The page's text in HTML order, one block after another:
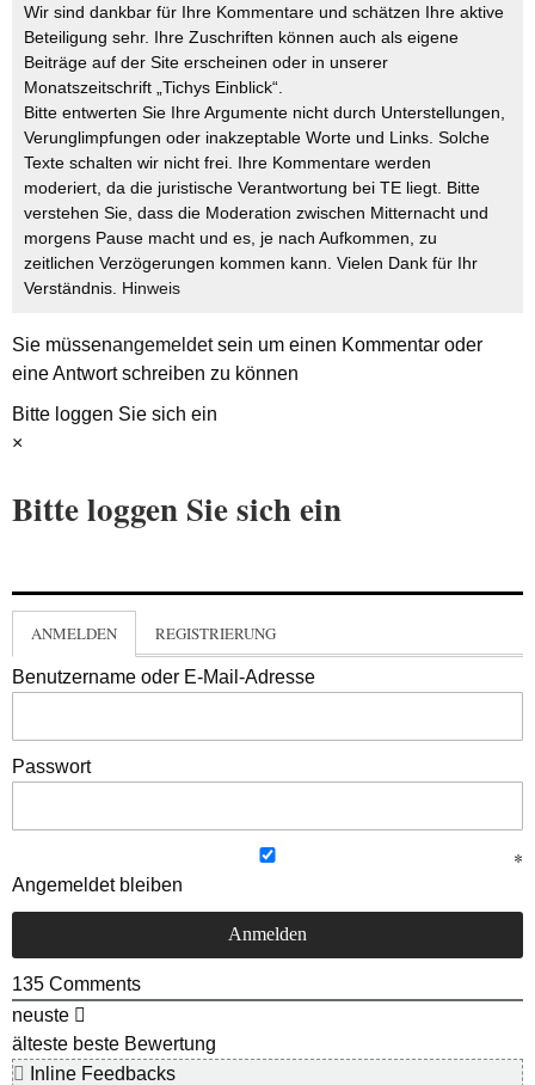
Wir sind dankbar für Ihre Kommentare und schätzen Ihre aktive
Beteiligung sehr. Ihre Zuschriften können auch als eigene
Beiträge auf der Site erscheinen oder in unserer
Monatszeitschrift „Tichys Einblick“.
Bitte entwerten Sie Ihre Argumente nicht durch Unterstellungen,
Verunglimpfungen oder inakzeptable Worte und Links. Solche
Texte schalten wir nicht frei. Ihre Kommentare werden
moderiert, da die juristische Verantwortung bei TE liegt. Bitte
verstehen Sie, dass die Moderation zwischen Mitternacht und
morgens Pause macht und es, je nach Aufkommen, zu
zeitlichen Verzögerungen kommen kann. Vielen Dank für Ihr
Verständnis. Hinweis
Sie müssenangemeldetsein um einen Kommentar oder
eine Antwort schreiben zu können
Bitte loggen Sie sich ein
×
Bitte loggen Sie sich ein
ANMELDEN REGISTRIERUNG
Benutzername oder E-Mail-Adresse
Passwort
Angemeldet bleiben
135 Comments
neuste
älteste beste Bewertung
Inline Feedbacks